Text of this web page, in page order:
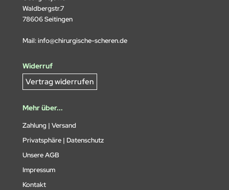
Waldbergstr.7
78606 Seitingen
Mail:info@chirurgische-scheren.de
Widerruf
Vertrag widerrufen
Mehr über...
Zahlung | Versand
Privatsphäre | Datenschutz
Unsere AGB
Impressum
Kontakt